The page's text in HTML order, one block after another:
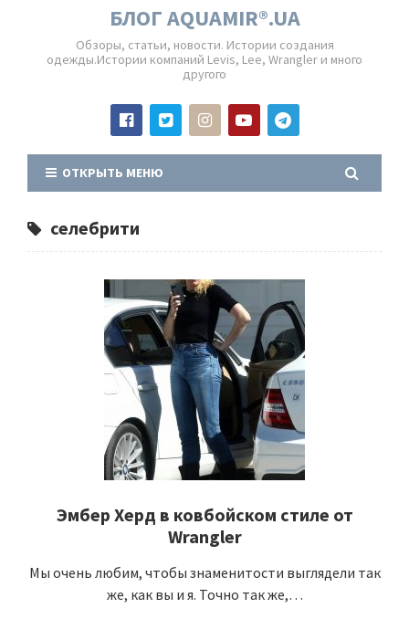
БЛОГ AQUAMIR®.UA
Обзоры, статьи, новости. Истории создания
одежды.Истории компаний Levis, Lee, Wrangler и много
другого
ОТКРЫТЬ МЕНЮ
селебрити
Эмбер Херд в ковбойском стиле от
Wrangler
Мы очень любим, чтобы знаменитости выглядели так
же, как вы и я. Точно так же,…